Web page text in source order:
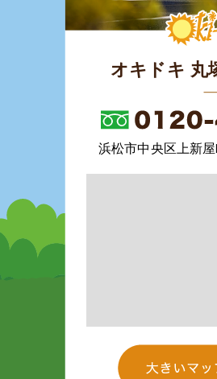
オキドキ 丸
浜松市中央区上新